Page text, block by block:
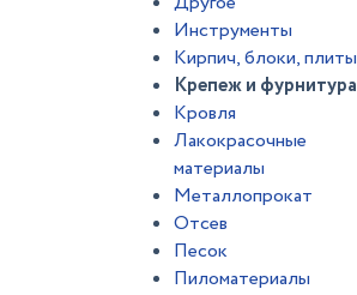
Инструменты
Кирпич, блоки, плиты
Крепеж и фурнитура
Кровля
Лакокрасочные
материалы
Металлопрокат
Отсев
Песок
Пиломатериалы